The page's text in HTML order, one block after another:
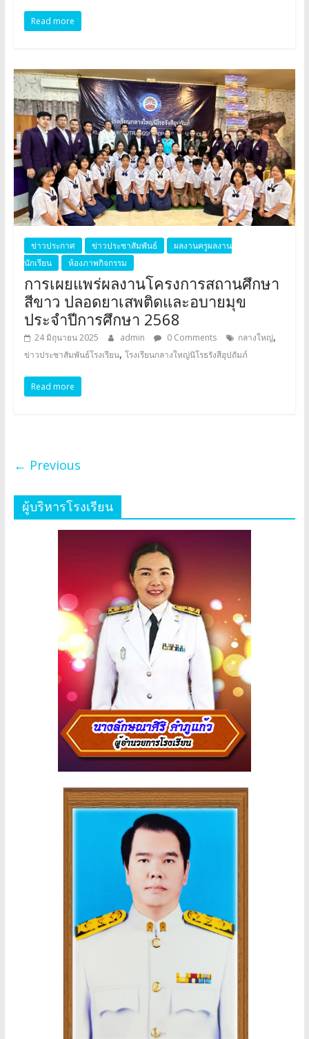
Read more
ข่าวประกาศ ข่าวประชาสัมพันธ์
ผลงานครูผลงาน
นักเรียน
ห้องภาพกิจกรรม
การเผยแพร่ผลงานโครงการสถานศึกษา
สีขาว ปลอดยาเสพติดและอบายมุข
ประจำปีการศึกษา 2568
24 มิถุนายน 2025 admin 0 Comments กลางใหญ่,
ข่าวประชาสัมพันธ์โรงเรียน, โรงเรียนกลางใหญ่นิโรธรังสีอุปถัมภ์
Read more
← Previous
ผู้บริหารโรงเรียน